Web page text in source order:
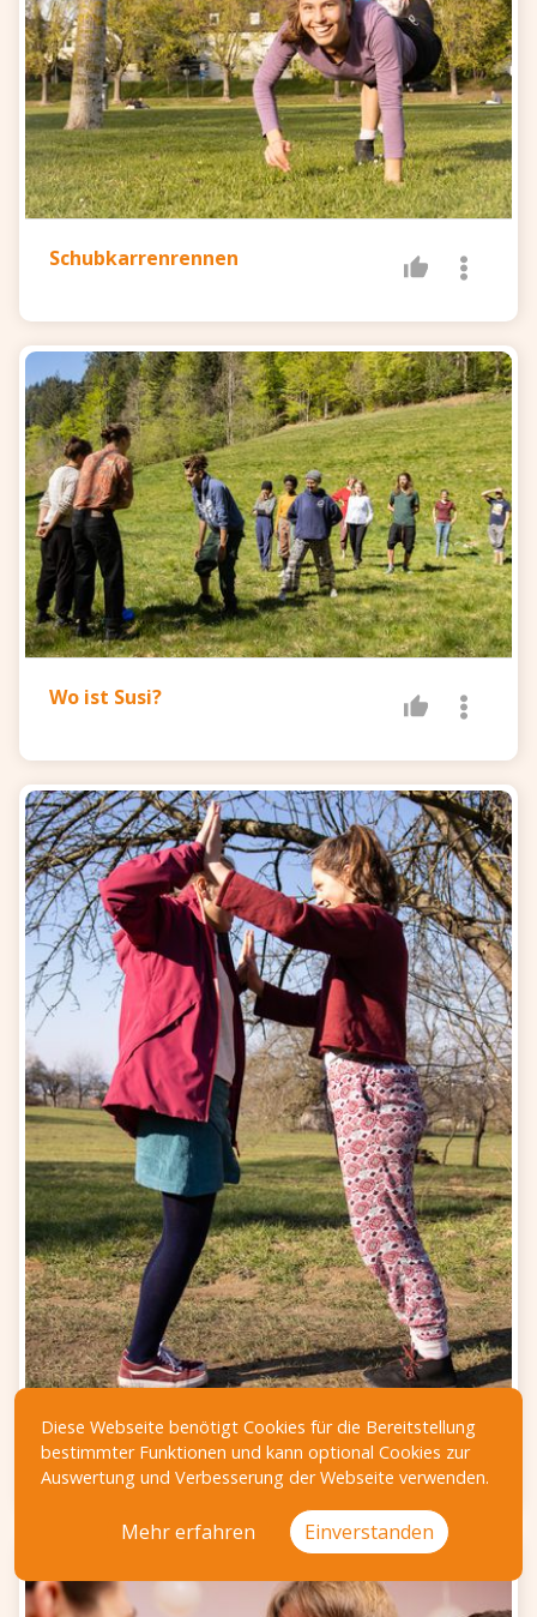
Schubkarrenrennen
Wo ist Susi?
Aus dem Stand bringen
Diese Webseite benötigt Cookies für die Bereitstellung
bestimmter Funktionen und kann optional Cookies zur
Auswertung und Verbesserung der Webseite verwenden.
Mehr erfahren Einverstanden